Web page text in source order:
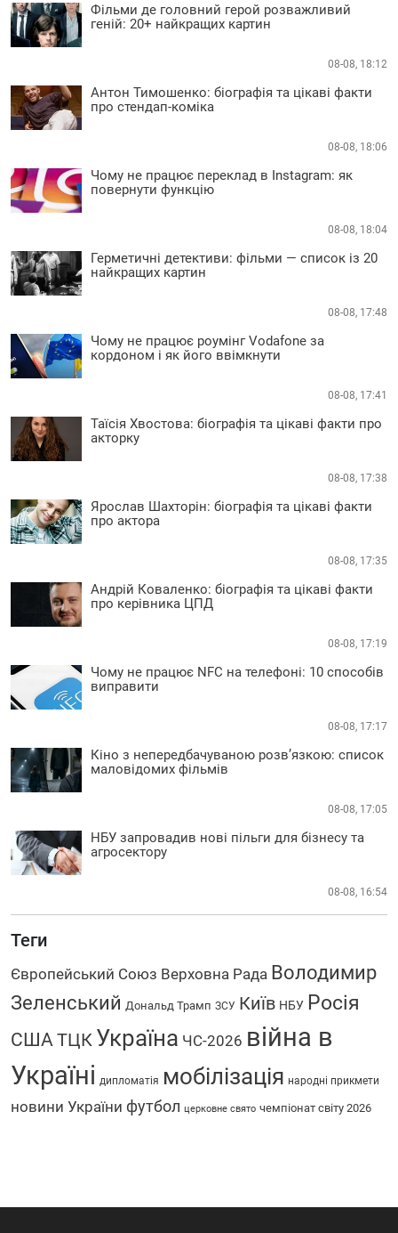
Фільми де головний герой розважливий
геній: 20+ найкращих картин
08-08, 18:12
Антон Тимошенко: біографія та цікаві факти
про стендап-коміка
08-08, 18:06
Чому не працює переклад в Instagram: як
повернути функцію
08-08, 18:04
Герметичні детективи: фільми — список із 20
найкращих картин
08-08, 17:48
Чому не працює роумінг Vodafone за
кордоном і як його ввімкнути
08-08, 17:41
Таїсія Хвостова: біографія та цікаві факти про
акторку
08-08, 17:38
Ярослав Шахторін: біографія та цікаві факти
про актора
08-08, 17:35
Андрій Коваленко: біографія та цікаві факти
про керівника ЦПД
08-08, 17:19
Чому не працює NFC на телефоні: 10 способів
виправити
08-08, 17:17
Кіно з непередбачуваною розв’язкою: список
маловідомих фільмів
08-08, 17:05
НБУ запровадив нові пільги для бізнесу та
агросектору
08-08, 16:54
Теги
Європейський Союз Верховна Рада Володимир
Зеленський Дональд Трамп ЗСУ Київ НБУ Росія
США ТЦК Україна ЧС-2026 війна в
Україні дипломатія мобілізація народні прикмети
новини України футбол церковне свято чемпіонат світу 2026